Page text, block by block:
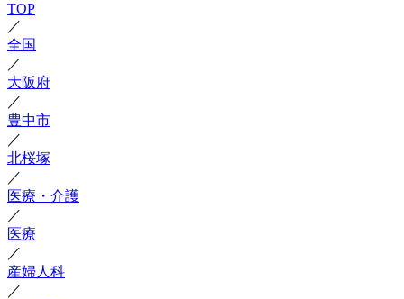
TOP
／
全国
／
大阪府
／
豊中市
／
北桜塚
／
医療・介護
／
医療
／
産婦人科
／